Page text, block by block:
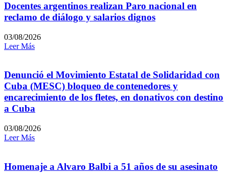
Docentes argentinos realizan Paro nacional en
reclamo de diálogo y salarios dignos
03/08/2026
Leer Más
Denunció el Movimiento Estatal de Solidaridad con
Cuba (MESC) bloqueo de contenedores y
encarecimiento de los fletes, en donativos con destino
a Cuba
03/08/2026
Leer Más
Homenaje a Alvaro Balbi a 51 años de su asesinato